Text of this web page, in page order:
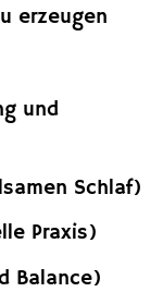
erzeugen
und
Schlaf)
Praxis)
Balance)